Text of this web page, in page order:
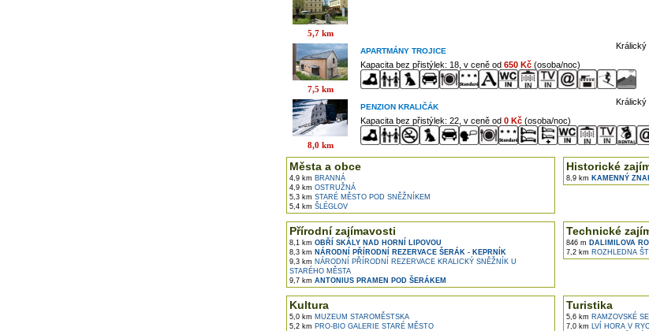
5,7 km
7,5 km
APARTMÁNY TROJICE
Králický
Kapacita bez přistýlek: 18, v ceně od 650 Kč(osoba/noc)
8,0 km
PENZION KRALIČÁK
Králický
Kapacita bez přistýlek: 22, v ceně od 0 Kč(osoba/noc)
Města a obce
4,9 km BRANNÁ
4,9 km OSTRUŽNÁ
5,3 km STARÉ MĚSTO POD SNĚŽNÍKEM
5,4 km ŠLÉGLOV
Historické
8,9 km KAMENNÝ
Přírodní zajímavosti
8,1 km OBŘÍ SKÁLY NAD HORNÍ LIPOVOU
8,3 km NÁRODNÍ PŘÍRODNÍ REZERVACE ŠERÁK - KEPRNÍK
9,3 km NÁRODNÍ PŘÍRODNÍ REZERVACE KRALICKÝ SNĚŽNÍK U
STARÉHO MĚSTA
9,7 km ANTONIUS PRAMEN POD ŠERÁKEM
Technické
846 m DALIMILOVA
7,2 km ROZHLEDNA
Kultura
5,0 km MUZEUM STAROMĚSTSKA
5,2 km PRO-BIO GALERIE STARÉ MĚSTO
Turistika
5,6 km RAMZOVSKÉ
7,0 km LVÍ HORA V